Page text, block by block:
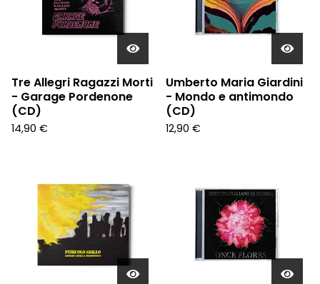
Tre Allegri Ragazzi Morti
- Garage Pordenone
(CD)
14,90 €
Umberto Maria Giardini
- Mondo e antimondo
(CD)
12,90 €